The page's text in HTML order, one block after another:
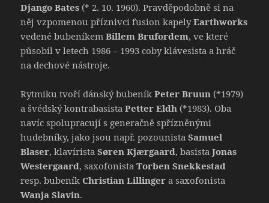
Django Bates (* 2. 10. 1960). Pravděpodobně si na
něj vzpomenou příznivci fusion kapelyEarthworks
vedené bubeníkemBillem Brufordem, ve které
působil v letech 1986 – 1993 coby klávesista a hráč
na dechové nástroje.
Rytmiku tvoří dánský bubeníkPeter Bruun (*1979)
a švédský kontrabasistaPetter Eldh (*1983). Oba
navíc spolupracují s generačně spřízněnými
hudebníky, jako jsou např. pozounistaSamuel
Blaser, klavíristaSøren Kjærgaard, basistaJonas
Westergaard, saxofonistaTorben Snekkestad
resp. bubeník Christian Lillinger a saxofonista
Wanja Slavin.